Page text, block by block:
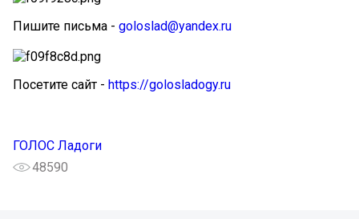
Пишите письма - goloslad@yandex.ru
Посетите сайт - https://golosladogy.ru
ГОЛОС Ладоги
48590